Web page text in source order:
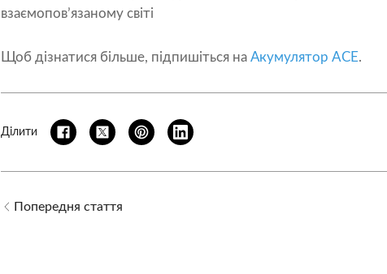
взаємопов’язаному світі
Щоб дізнатися більше, підпишіться на Акумулятор ACE.
Ділити
Попередня стаття